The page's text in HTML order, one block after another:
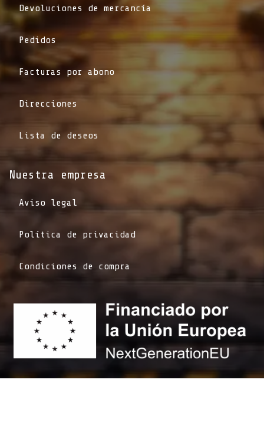
Devoluciones de mercancía
Pedidos
Facturas por abono
Direcciones
Lista de deseos
Nuestra empresa
Aviso legal
Política de privacidad
Condiciones de compra